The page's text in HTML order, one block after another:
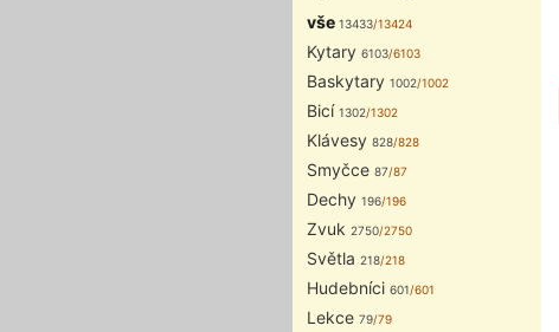
vše 13433/13424
Kytary 6103/6103
Baskytary 1002/1002
Bicí 1302/1302
Klávesy 828/828
Smyčce 87/87
Dechy 196/196
Zvuk 2750/2750
Světla 218/218
Hudebníci 601/601
Lekce 79/79